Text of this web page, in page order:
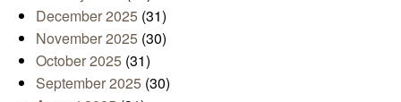
December 2025 (31)
November 2025 (30)
October 2025 (31)
September 2025 (30)